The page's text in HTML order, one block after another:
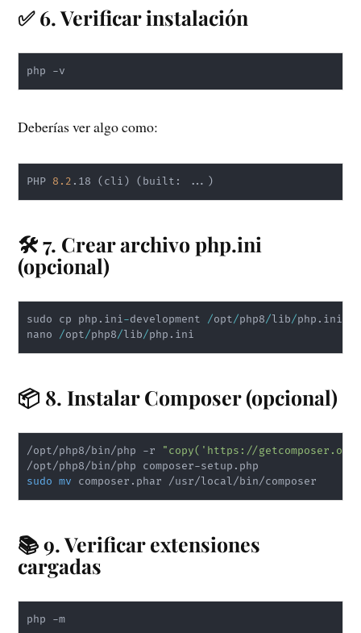
✅ 6. Verificar instalación
Deberías ver algo como:
PHP 8.2 .18 ( cli ) ( built: ... )
🛠️ 7. Crear archivo php.ini
(opcional)
sudo cp php.ini-development /opt/php8/lib/php.ini
nano /opt/php8/lib/
📦 8. Instalar Composer (opcional)
/opt/php8/bin/php -r "copy('https://
sudo mv
📚 9. Verificar extensiones
cargadas